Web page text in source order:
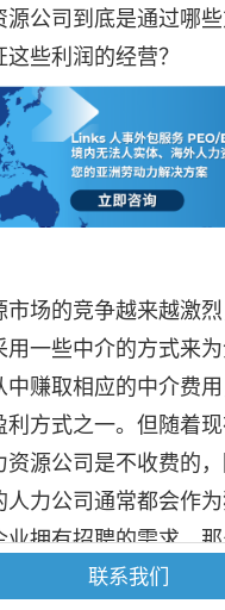
源公司到底是通过哪
些利润的经营？
市场的竞争越来越激
用一些中介的方式来
赚取相应的中介费
方式之一。但随着现
源公司是不收费的
人力公司通常都会作
业拥有招聘的需求，
，将招聘人的详细工
联系我们